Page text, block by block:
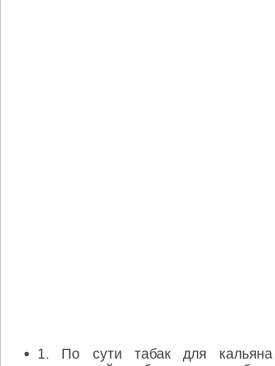
1. По сути табак для
кальяна